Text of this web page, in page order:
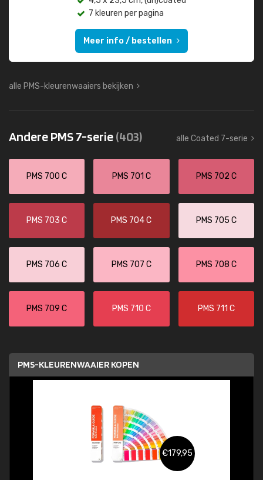
7 kleuren per pagina
Meer info / bestellen
alle PMS-kleurenwaaiers bekijken
Andere PMS 7-serie(403) alle Coated 7-serie
PMS 700 C PMS 701 C PMS 702 C
PMS 703 C PMS 704 C PMS 705 C
PMS 706 C PMS 707 C PMS 708 C
PMS 709 C PMS 710 C PMS 711 C
PMS-KLEURENWAAIER KOPEN
€179,95